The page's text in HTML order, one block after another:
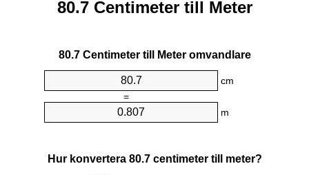
80.7 Centimeter till Meter
80.7 Centimeter till Meter omvandlare
cm
=
m
Hur konvertera 80.7 centimeter till meter?